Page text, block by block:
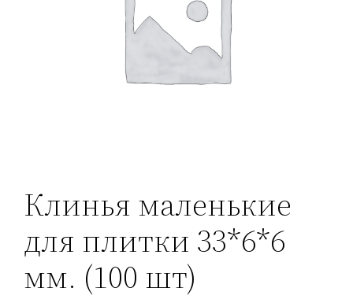
Клинья маленькие
для плитки 33*6*6
мм. (100 шт)